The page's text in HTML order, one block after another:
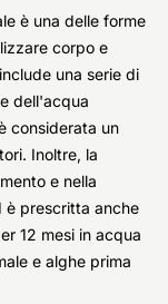
è una delle forme
corpo e
una serie di
dell'acqua
considerata un
Inoltre, la
e nella
è prescritta anche
12 mesi in acqua
e alghe prima